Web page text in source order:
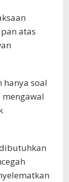
atas
hanya soal